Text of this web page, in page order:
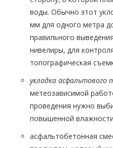
воды. Обычно этот
мм для одного метра
правильного
нивелиры, для
топографическая
укладка асфальтового
метеозависимой
проведения нужно
повышенной
асфальтобетонная